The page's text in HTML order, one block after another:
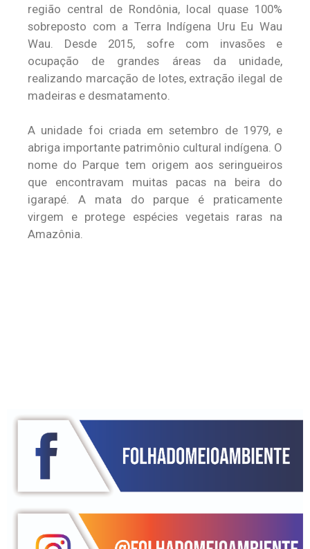
região central de Rondônia, local quase 100%
sobreposto com a Terra Indígena Uru Eu Wau
Wau. Desde 2015, sofre com invasões e
ocupação de grandes áreas da unidade,
realizando marcação de lotes, extração ilegal de
madeiras e desmatamento.
A unidade foi criada em setembro de 1979, e
abriga importante patrimônio cultural indígena. O
nome do Parque tem origem aos seringueiros
que encontravam muitas pacas na beira do
igarapé. A mata do parque é praticamente
virgem e protege espécies vegetais raras na
Amazônia.